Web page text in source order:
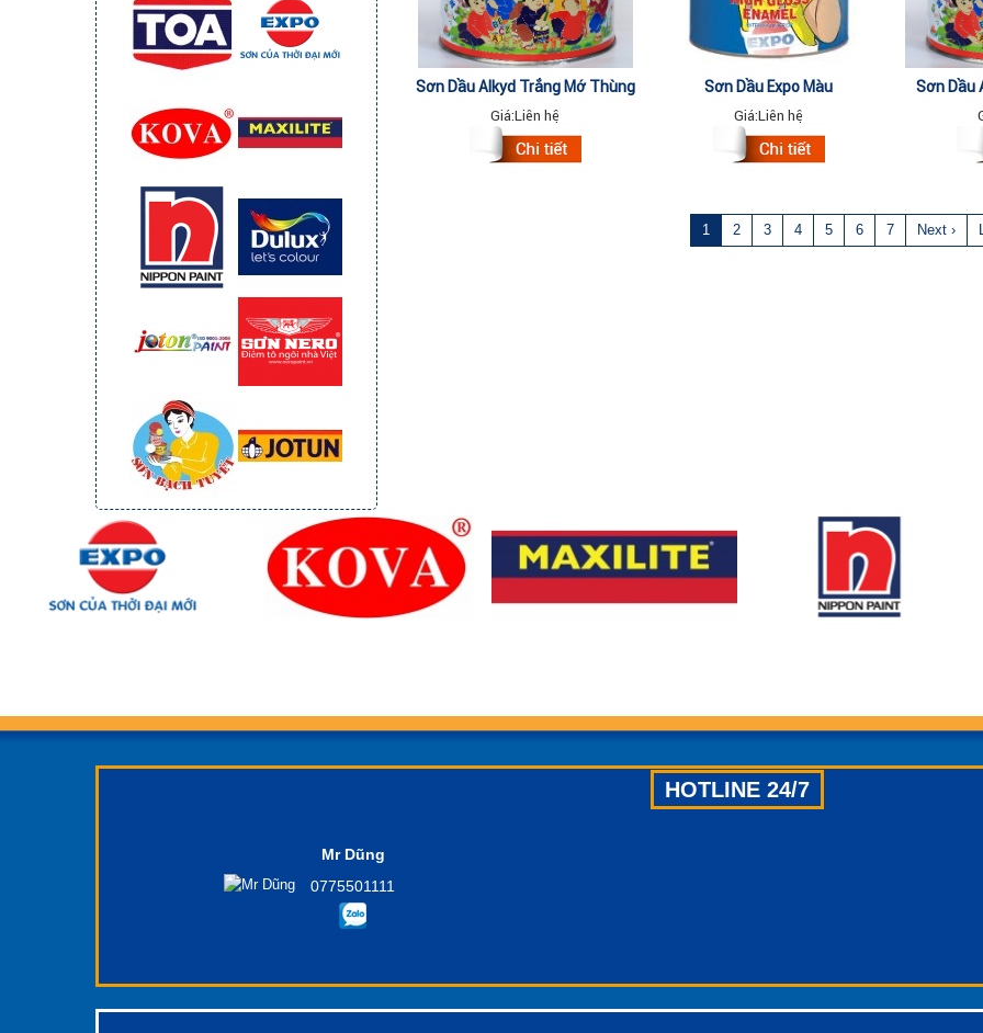
Sơn Dầu Alkyd Trắng Mờ Thùng
18kg
Giá:Liên hệ
Sơn Dầu Expo Màu
555,650,640,680,910,940,999
3Lit
Giá:Liên hệ
Sơn Dầu
1 2 3 4 5 6 7 Next ›
HOTLINE 24/7
Mr Dũng
0775501111